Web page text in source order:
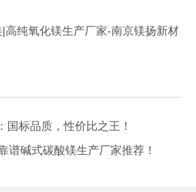
纯氧化镁生产厂家-南京镁扬新材
国标品质，性价比之王！
谱碱式碳酸镁生产厂家推荐！